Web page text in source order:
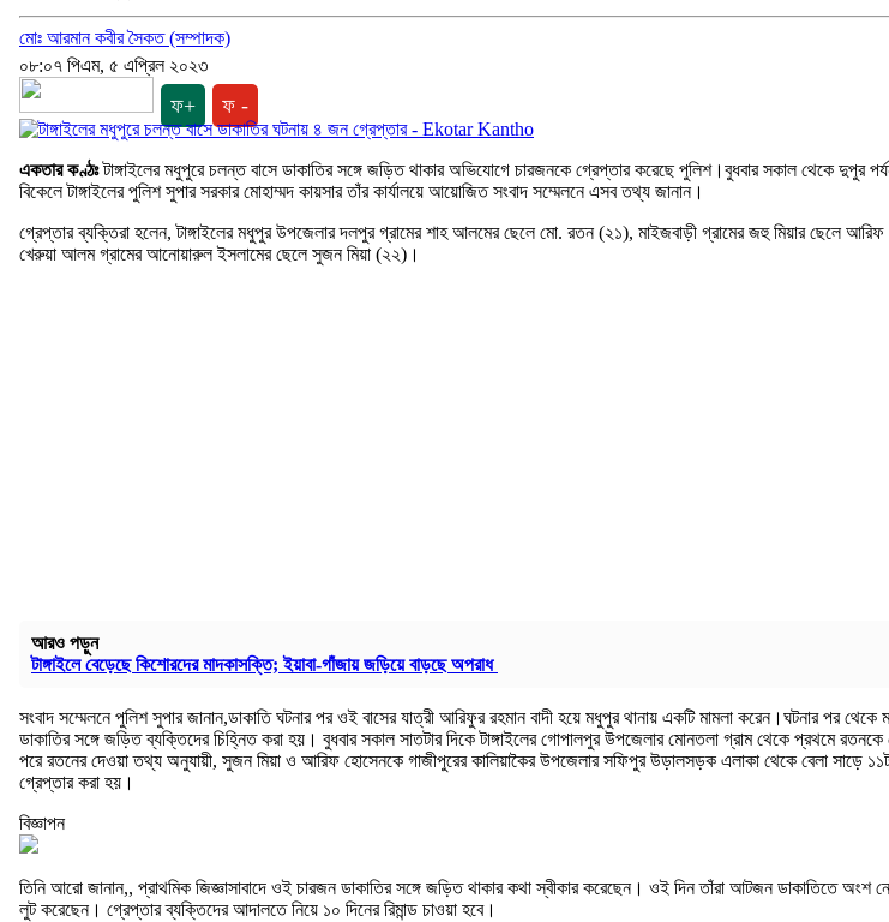
মোঃ আরমান কবীর সৈকত (সম্পাদক)
০৮:০৭ পিএম, ৫ এপ্রিল ২০২৩
ফ+ ফ -
একতার কণ্ঠঃটাঙ্গাইলের মধুপুরে চলন্ত বাসে ডাকাতির সঙ্গে জড়িত থাকার অভিযোগে চারজনকে গ্রেপ্তার করেছে পুলিশ।বুধবার সকাল থেকে দুপুর
বিকেলে টাঙ্গাইলের পুলিশ সুপার সরকার মোহাম্মদ কায়সার তাঁর কার্যালয়ে আয়োজিত সংবাদ সম্মেলনে এসব তথ্য জানান।
গ্রেপ্তার ব্যক্তিরা হলেন, টাঙ্গাইলের মধুপুর উপজেলার দলপুর গ্রামের শাহ আলমের ছেলে মো. রতন (২১), মাইজবাড়ী গ্রামের জহু মিয়ার ছেলে
খেরুয়া আলম গ্রামের আনোয়ারুল ইসলামের ছেলে সুজন মিয়া (২২)।
আরও পড়ুন
টাঙ্গাইলে বেড়েছে কিশোরদের মাদকাসক্তি; ইয়াবা-গাঁজায় জড়িয়ে বাড়ছে অপরাধ
সংবাদ সম্মেলনে পুলিশ সুপার জানান,ডাকাতি ঘটনার পর ওই বাসের যাত্রী আরিফুর রহমান বাদী হয়ে মধুপুর থানায় একটি মামলা করেন।ঘটনার পর
ডাকাতির সঙ্গে জড়িত ব্যক্তিদের চিহ্নিত করা হয়। বুধবার সকাল সাতটার দিকে টাঙ্গাইলের গোপালপুর উপজেলার মোনতলা গ্রাম থেকে প্রথমে
পরে রতনের দেওয়া তথ্য অনুযায়ী, সুজন মিয়া ও আরিফ হোসেনকে গাজীপুরের কালিয়াকৈর উপজেলার সফিপুর উড়ালসড়ক এলাকা থেকে বেলা সাড়ে
গ্রেপ্তার করা হয়।
বিজ্ঞাপন
তিনি আরো জানান,, প্রাথমিক জিজ্ঞাসাবাদে ওই চারজন ডাকাতির সঙ্গে জড়িত থাকার কথা স্বীকার করেছেন। ওই দিন তাঁরা আটজন ডাকাতিতে অংশ
লুট করেছেন। গ্রেপ্তার ব্যক্তিদের আদালতে নিয়ে ১০ দিনের রিমান্ড চাওয়া হবে।